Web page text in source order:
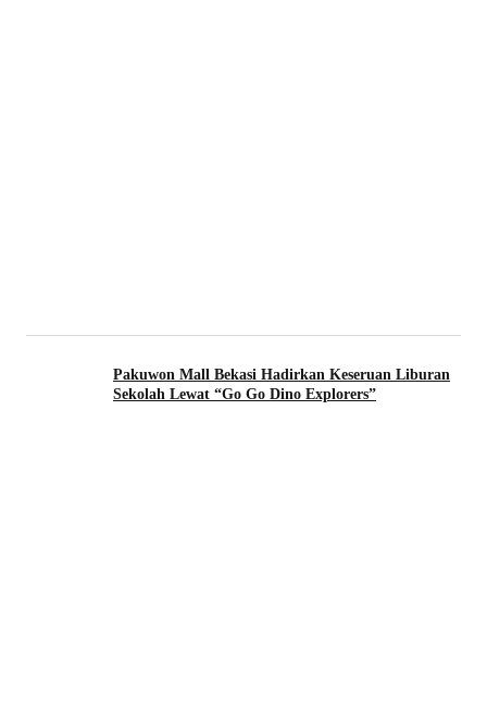
Pakuwon Mall Bekasi Hadirkan Keseruan Liburan
Sekolah Lewat “Go Go Dino Explorers”